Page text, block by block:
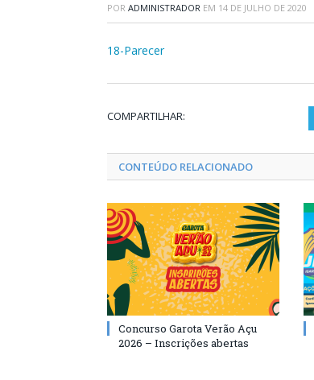
POR ADMINISTRADOR EM 14 DE JULHO DE 2020
18-Parecer
COMPARTILHAR:
CONTEÚDO RELACIONADO
Concurso Garota Verão Açu
2026 – Inscrições abertas